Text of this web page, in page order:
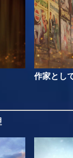
作家とし